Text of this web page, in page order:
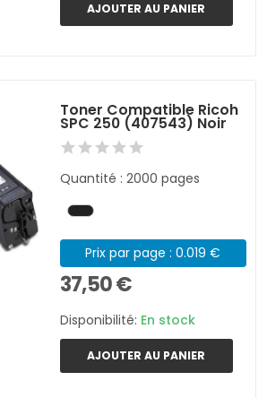
AJOUTER AU PANIER
Toner Compatible Ricoh
SPC 250 (407543) Noir
Quantité : 2000 pages
Prix par page : 0.019 €
37,50 €
Disponibilité: En stock
AJOUTER AU PANIER